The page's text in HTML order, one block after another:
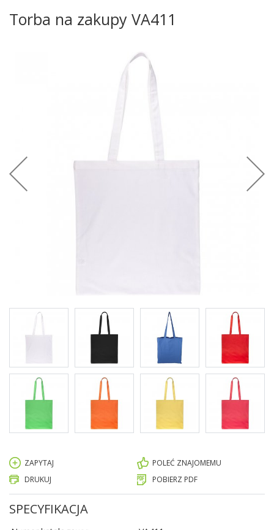
Torba na zakupy VA411
ZAPYTAJ
POLEĆ ZNAJOMEMU
DRUKUJ
POBIERZ PDF
SPECYFIKACJA